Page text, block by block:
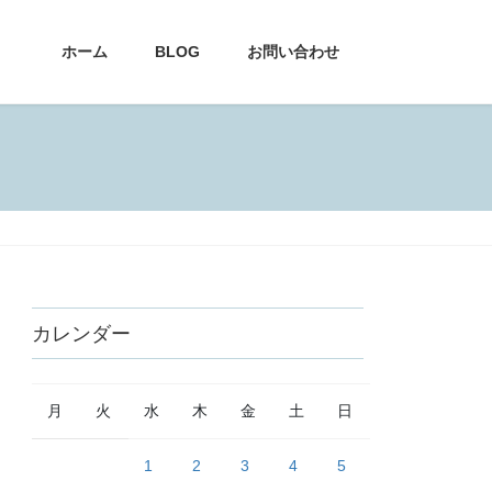
ホーム BLOG お問い合わせ
カレンダー
月 火 水 木 金 土 日
1 2 3 4 5